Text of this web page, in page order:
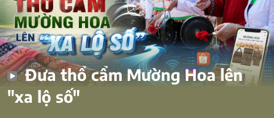
Đưa thổ cẩm Mường Hoa lên
"xa lộ số"